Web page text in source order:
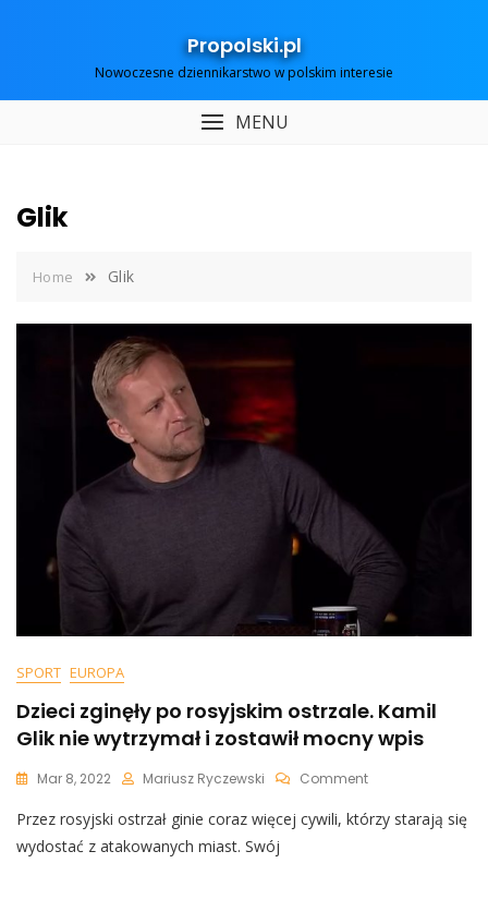
Propolski.pl
Nowoczesne dziennikarstwo w polskim interesie
MENU
Glik
Home Glik
SPORT EUROPA
Dzieci zginęły po rosyjskim ostrzale. Kamil
Glik nie wytrzymał i zostawił mocny wpis
Mar 8, 2022 Mariusz Ryczewski CommentOn
Zginęły
Przez rosyjski ostrzał ginie coraz więcej cywili, którzy starają się
wydostać z atakowanych miast. Swój